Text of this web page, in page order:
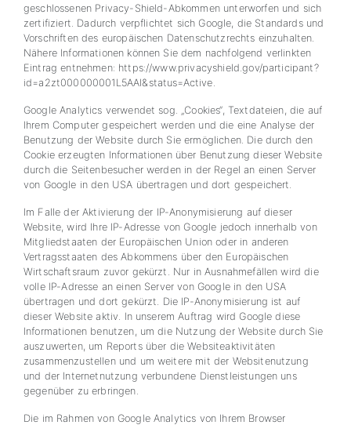
geschlossenen Privacy-Shield-Abkommen unterworfen und sich
zertifiziert. Dadurch verpflichtet sich Google, die Standards und
Vorschriften des europäischen Datenschutzrechts einzuhalten.
Nähere Informationen können Sie dem nachfolgend verlinkten
Eintrag entnehmen: https://www.privacyshield.gov/participant?
id=a2zt000000001L5AAI&status=Active.
Google Analytics verwendet sog. „Cookies“, Textdateien, die auf
Ihrem Computer gespeichert werden und die eine Analyse der
Benutzung der Website durch Sie ermöglichen. Die durch den
Cookie erzeugten Informationen über Benutzung dieser Website
durch die Seitenbesucher werden in der Regel an einen Server
von Google in den USA übertragen und dort gespeichert.
Im Falle der Aktivierung der IP-Anonymisierung auf dieser
Website, wird Ihre IP-Adresse von Google jedoch innerhalb von
Mitgliedstaaten der Europäischen Union oder in anderen
Vertragsstaaten des Abkommens über den Europäischen
Wirtschaftsraum zuvor gekürzt. Nur in Ausnahmefällen wird die
volle IP-Adresse an einen Server von Google in den USA
übertragen und dort gekürzt. Die IP-Anonymisierung ist auf
dieser Website aktiv. In unserem Auftrag wird Google diese
Informationen benutzen, um die Nutzung der Website durch Sie
auszuwerten, um Reports über die Websiteaktivitäten
zusammenzustellen und um weitere mit der Websitenutzung
und der Internetnutzung verbundene Dienstleistungen uns
gegenüber zu erbringen.
Die im Rahmen von Google Analytics von Ihrem Browser